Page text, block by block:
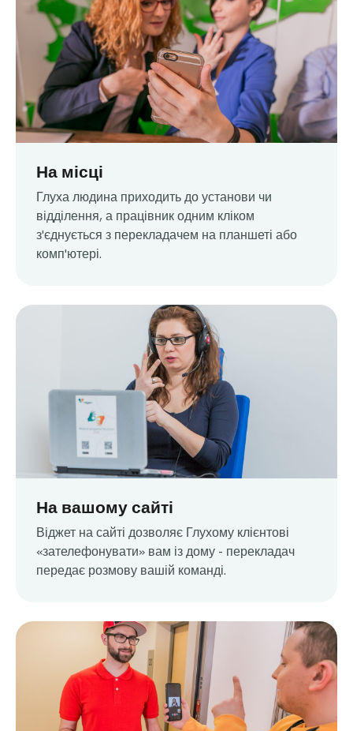
На місці
Глуха людина приходить до установи чи
відділення, а працівник одним кліком
з'єднується з перекладачем на планшеті або
комп'ютері.
На вашому сайті
Віджет на сайті дозволяє Глухому клієнтові
«зателефонувати» вам із дому - перекладач
передає розмову вашій команді.